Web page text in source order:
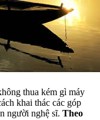
thua kém gì máy
khai thác các góp
người nghệ sĩ. Theo